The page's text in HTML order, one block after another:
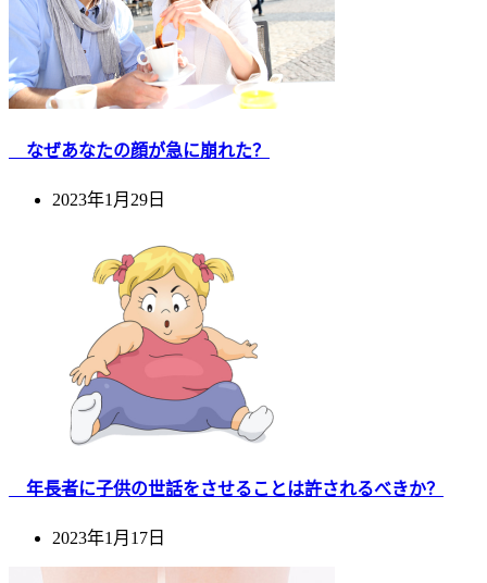
なぜあなたの顔が急に崩れた？
2023年1月29日
年長者に子供の世話をさせることは許されるべきか？
2023年1月17日